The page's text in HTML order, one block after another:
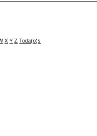
X Y Z Toda(o)s